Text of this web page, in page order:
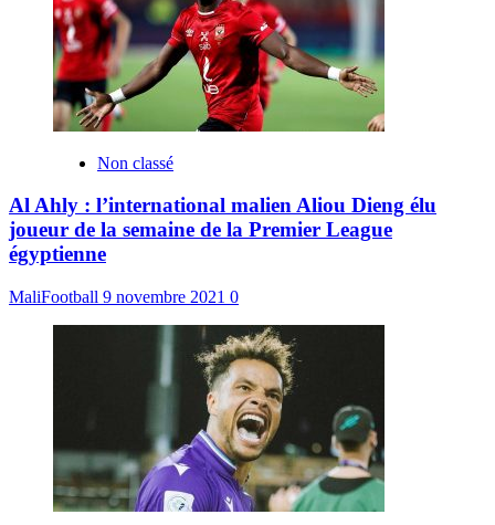
Non classé
Al Ahly : l’international malien Aliou Dieng élu
joueur de la semaine de la Premier League
égyptienne
MaliFootball 9 novembre 2021 0